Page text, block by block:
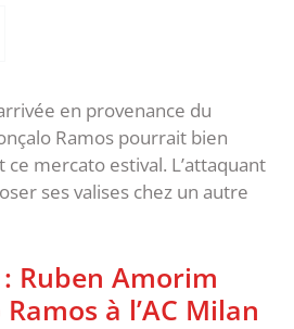
en provenance du
Ramos pourrait bien
ce mercato estival. L’attaquant
ses valises chez un autre
Ruben Amorim
à l’AC Milan